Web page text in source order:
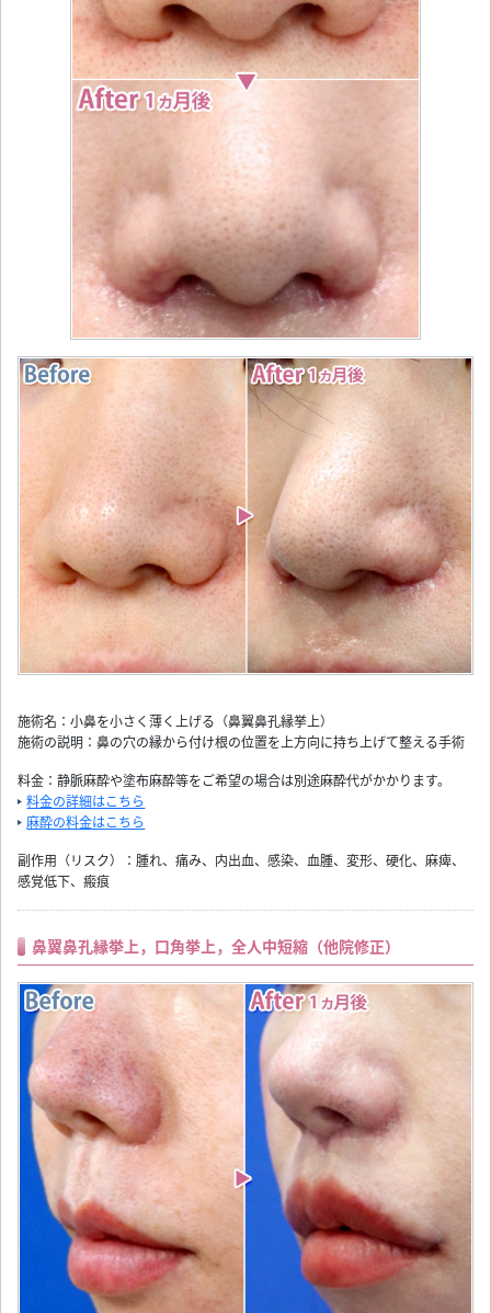
施術名：小鼻を小さく薄く上げる（鼻翼鼻孔縁挙上）
施術の説明：鼻の穴の縁から付け根の位置を上方向に持ち上げて整える手術
料金：静脈麻酔や塗布麻酔等をご希望の場合は別途麻酔代がかかります。
料金の詳細はこちら
麻酔の料金はこちら
副作用（リスク）：腫れ、痛み、内出血、感染、血腫、変形、硬化、麻痺、
感覚低下、瘢痕
鼻翼鼻孔縁挙上，口角挙上，全人中短縮（他院修正）